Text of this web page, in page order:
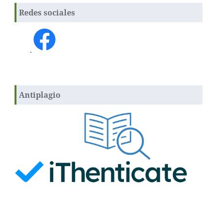
Redes sociales
.
Antiplagio